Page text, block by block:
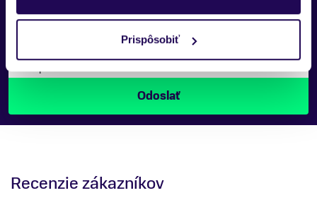
Prispôsobiť
produktu.
Recenzie zákazníkov